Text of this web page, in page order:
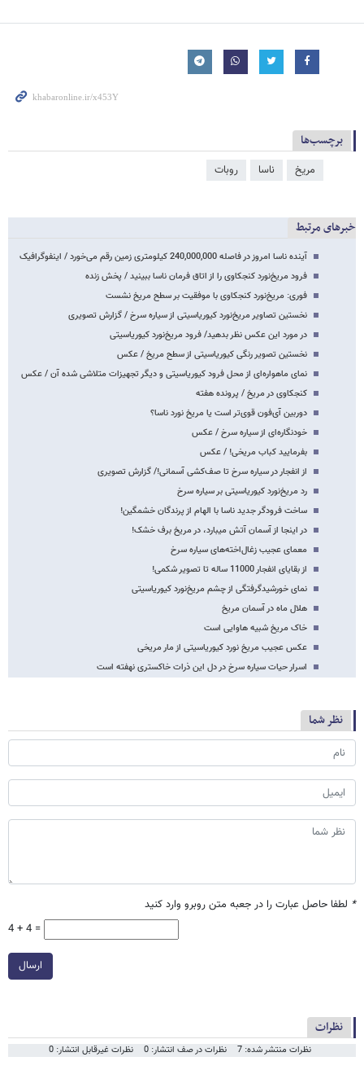
برچسب‌ها
مریخ ناسا روبات
خبرهای مرتبط
آینده ناسا امروز در فاصله 240,000,000 کیلومتری زمین رقم می‌خورد / اینفوگرافیک
فرود مریخ‌نورد کنجکاوی را از اتاق فرمان ناسا ببینید / پخش زنده
فوری: مریخ‌نورد کنجکاوی با موفقیت بر سطح مریخ نشست
نخستین تصاویر مریخ‌نورد کیوریاسیتی از سیاره سرخ / گزارش تصویری
در مورد این عکس نظر بدهید/ فرود مریخ‌نورد کیوریاسیتی
نخستین تصویر رنگی کیوریاسیتی از سطح مریخ / عکس
نمای ماهواره‌ای از محل فرود کیوریاسیتی و دیگر تجهیزات متلاشی شده آن / عکس
کنجکاوی در مریخ / پرونده هفته
دوربین آی‌فون قوی‌تر است یا مریخ نورد ناسا؟
خودنگاره‌ای از سیاره سرخ / عکس
بفرمایید کباب مریخی! / عکس
از انفجار در سیاره سرخ تا صف‌کشی آسمانی!/ گزارش تصویری
رد مریخ‌نورد کیوریاسیتی بر سیاره سرخ
ساخت فرودگر جدید ناسا با الهام از پرندگان خشمگین!
در اینجا از آسمان آتش می‎بارد، در مریخ برف خشک!
معمای عجیب زغال‌اخته‌های سیاره سرخ
از بقایای انفجار 11000 ساله تا تصویر شکمی!
نمای خورشیدگرفتگی از چشم مریخ‌نورد کیوریاسیتی
هلال ماه در آسمان مریخ
خاک مریخ شبیه هاوایی است
عکس عجیب مریخ نورد کیوریاسیتی از مار مریخی
اسرار حیات سیاره سرخ در دل این ذرات خاکستری نهفته است
نظر شما
* لطفا حاصل عبارت را در جعبه متن روبرو وارد کنید
4 + 4 =
ارسال
نظرات
نظرات منتشر شده: 7 نظرات در صف انتشار: 0 نظرات غیرقابل انتشار: 0